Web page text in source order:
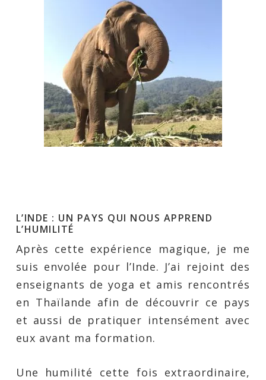
L’INDE : UN PAYS QUI NOUS APPREND
L’HUMILITÉ
Après cette expérience magique, je me
suis envolée pour l’Inde. J’ai rejoint des
enseignants de yoga et amis rencontrés
en Thaïlande afin de découvrir ce pays
et aussi de pratiquer intensément avec
eux avant ma formation.
Une humilité cette fois extraordinaire,